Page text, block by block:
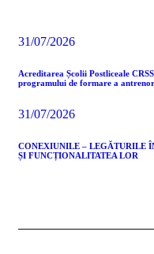
31/07/2026
Acreditarea Școlii Postliceale
programului de formare a
31/07/2026
CONEXIUNILE – LEGĂTURILE
ȘI FUNCȚIONALITATEA LOR